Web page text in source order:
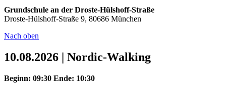
Grundschule an der Droste-Hülshoff-Straße
Droste-Hülshoff-Straße 9, 80686 München
Nach oben
10.08.2026 | Nordic-Walking
Beginn: 09:30 Ende: 10:30